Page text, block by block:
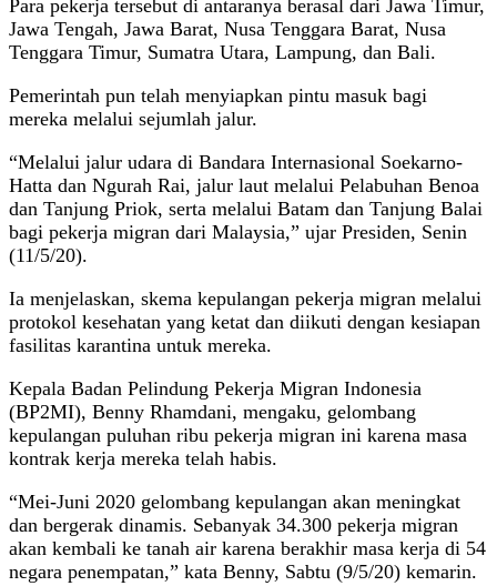
Para pekerja tersebut di antaranya berasal dari Jawa Timur,
Jawa Tengah, Jawa Barat, Nusa Tenggara Barat, Nusa
Tenggara Timur, Sumatra Utara, Lampung, dan Bali.
Pemerintah pun telah menyiapkan pintu masuk bagi
mereka melalui sejumlah jalur.
“Melalui jalur udara di Bandara Internasional Soekarno-
Hatta dan Ngurah Rai, jalur laut melalui Pelabuhan Benoa
dan Tanjung Priok, serta melalui Batam dan Tanjung Balai
bagi pekerja migran dari Malaysia,” ujar Presiden, Senin
(11/5/20).
Ia menjelaskan, skema kepulangan pekerja migran melalui
protokol kesehatan yang ketat dan diikuti dengan kesiapan
fasilitas karantina untuk mereka.
Kepala Badan Pelindung Pekerja Migran Indonesia
(BP2MI), Benny Rhamdani, mengaku, gelombang
kepulangan puluhan ribu pekerja migran ini karena masa
kontrak kerja mereka telah habis.
“Mei-Juni 2020 gelombang kepulangan akan meningkat
dan bergerak dinamis. Sebanyak 34.300 pekerja migran
akan kembali ke tanah air karena berakhir masa kerja di 54
negara penempatan,” kata Benny, Sabtu (9/5/20) kemarin.